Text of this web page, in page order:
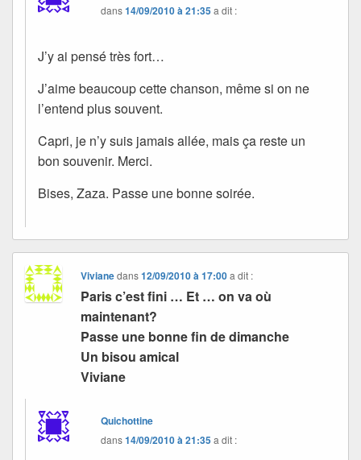
dans14/09/2010 à 21:35a dit :
J’y ai pensé très fort…
J’aime beaucoup cette chanson, même si on ne
l’entend plus souvent.
Capri, je n’y suis jamais allée, mais ça reste un
bon souvenir. Merci.
Bises, Zaza. Passe une bonne soirée.
Vivianedans12/09/2010 à 17:00 a dit :
Paris c’est fini … Et … on va où
maintenant?
Passe une bonne fin de dimanche
Un bisou amical
Viviane
Quichottine
dans14/09/2010 à 21:35a dit :